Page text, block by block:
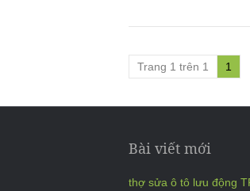
Trang 1 trên 1 1
Bài viết mới
thợ sửa ô tô lưu động